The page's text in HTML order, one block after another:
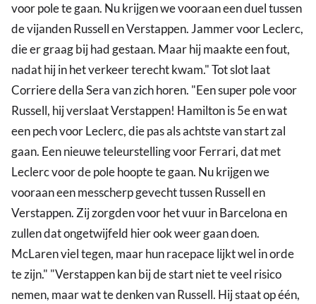
voor pole te gaan. Nu krijgen we vooraan een duel tussen
de vijanden Russell en Verstappen. Jammer voor Leclerc,
die er graag bij had gestaan. Maar hij maakte een fout,
nadat hij in het verkeer terecht kwam." Tot slot laat
Corriere della Sera van zich horen. "Een super pole voor
Russell, hij verslaat Verstappen! Hamilton is 5e en wat
een pech voor Leclerc, die pas als achtste van start zal
gaan. Een nieuwe teleurstelling voor Ferrari, dat met
Leclerc voor de pole hoopte te gaan. Nu krijgen we
vooraan een messcherp gevecht tussen Russell en
Verstappen. Zij zorgden voor het vuur in Barcelona en
zullen dat ongetwijfeld hier ook weer gaan doen.
McLaren viel tegen, maar hun racepace lijkt wel in orde
te zijn." "Verstappen kan bij de start niet te veel risico
nemen, maar wat te denken van Russell. Hij staat op één,